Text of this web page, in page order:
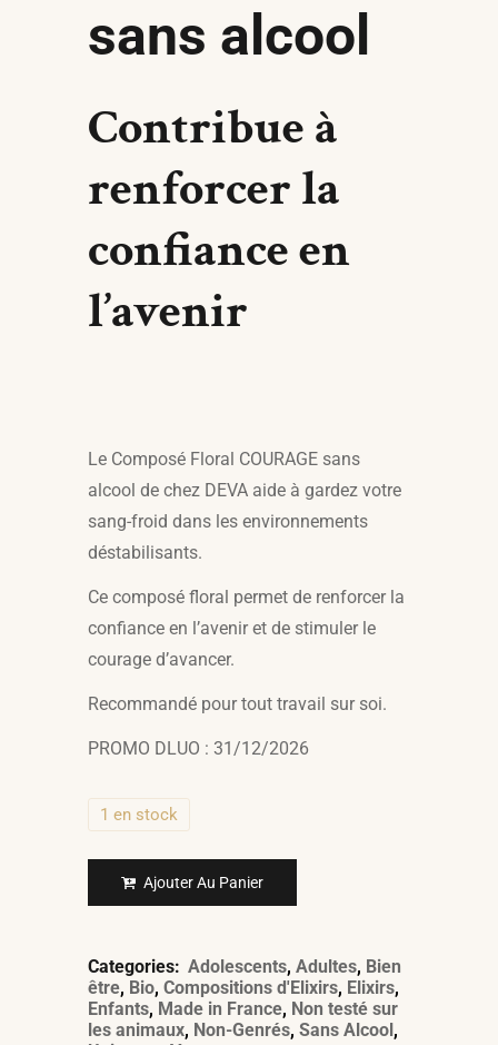
sans alcool
Contribue à
renforcer la
confiance en
l’avenir
Le Composé Floral COURAGE sans
alcool de chez DEVA aide à gardez votre
sang-froid dans les environnements
déstabilisants.
Ce composé floral permet de renforcer la
confiance en l’avenir et de stimuler le
courage d’avancer.
Recommandé pour tout travail sur soi.
PROMO DLUO : 31/12/2026
1 en stock
Ajouter Au Panier
Categories: Adolescents, Adultes, Bien
être, Bio, Compositions d'Elixirs, Elixirs,
Enfants, Made in France, Non testé sur
les animaux, Non-Genrés, Sans Alcool,